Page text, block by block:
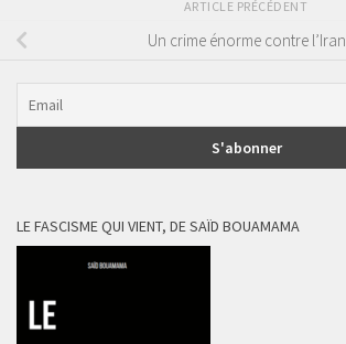
ARTICLE PRÉCÉDENT
Un crime énorme contre l’Iran
LE FASCISME QUI VIENT, DE SAÏD BOUAMAMA